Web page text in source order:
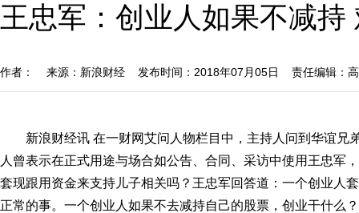
王忠军：创业人如果不减
作者： 来源：新浪财经 发布时间：2018年07月05日 责任编辑：
新浪财经讯 在一财网艾问人物栏目中，主持人问到华谊兄
人曾表示在正式用途与场合如公告、合同、采访中使用王忠军
套现跟用资金来支持儿子相关吗？王忠军回答道：一个创业人
正常的事。一个创业人如果不去减持自己的股票，创业干什么